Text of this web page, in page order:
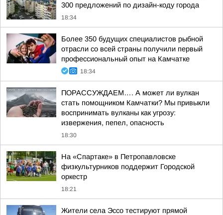
300 предложений по дизайн-коду города
18:34
Более 350 будущих специалистов рыбной
отрасли со всей страны получили первый
профессиональный опыт на Камчатке
18:34
ПОРАССУЖДАЕМ…. А может ли вулкан
стать помощником Камчатки? Мы привыкли
воспринимать вулканы как угрозу:
извержения, пепел, опасность
18:30
На «Спартаке» в Петропавловске
физкультурников поддержит Городской
оркестр
18:21
Жители села Эссо тестируют прямой